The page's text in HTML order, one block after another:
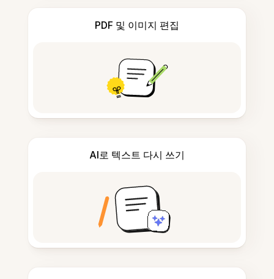
PDF 및 이미지 편집
AI로 텍스트 다시 쓰기